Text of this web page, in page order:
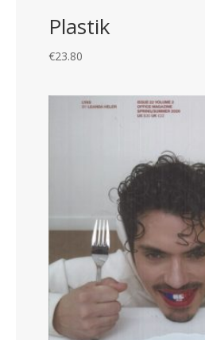
Plastik
€23.80